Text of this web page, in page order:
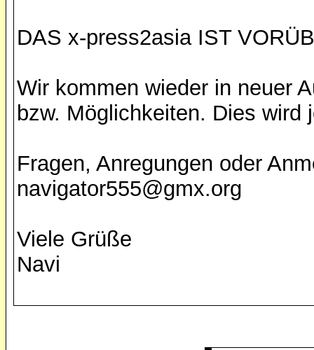
DAS x-press2asia IST
Wir kommen wieder in neuer
bzw. Möglichkeiten. Dies
Fragen, Anregungen oder
navigator555@gmx.org
Viele Grüße
Navi